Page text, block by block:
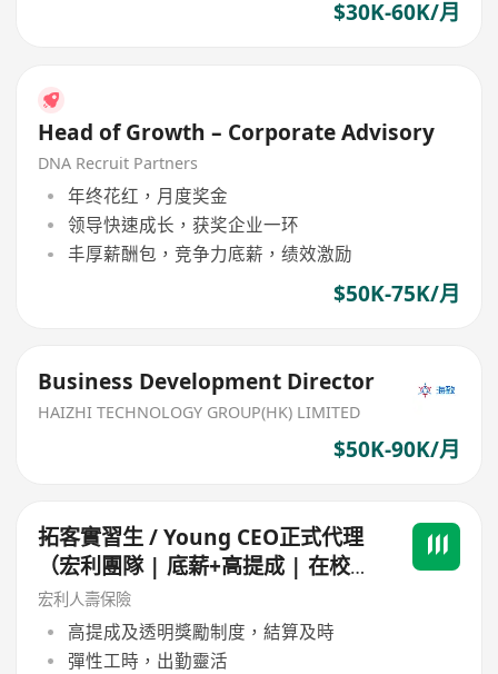
$30K-60K/月
Head of Growth – Corporate Advisory
DNA Recruit Partners
年终花红，月度奖金
领导快速成长，获奖企业一环
丰厚薪酬包，竞争力底薪，绩效激励
$50K-75K/月
Business Development Director
HAIZHI TECHNOLOGY GROUP(HK) LIMITED
$50K-90K/月
拓客實習生 / Young CEO正式代理
（宏利團隊 | 底薪+高提成 | 在校
生/畢業生皆可）
宏利人壽保險
高提成及透明獎勵制度，結算及時
彈性工時，出勤靈活